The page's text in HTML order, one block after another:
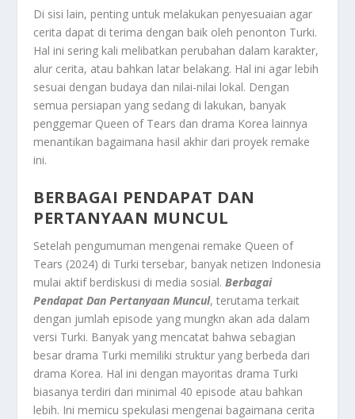
Di sisi lain, penting untuk melakukan penyesuaian agar
cerita dapat di terima dengan baik oleh penonton Turki.
Hal ini sering kali melibatkan perubahan dalam karakter,
alur cerita, atau bahkan latar belakang. Hal ini agar lebih
sesuai dengan budaya dan nilai-nilai lokal. Dengan
semua persiapan yang sedang di lakukan, banyak
penggemar Queen of Tears dan drama Korea lainnya
menantikan bagaimana hasil akhir dari proyek remake
ini.
BERBAGAI PENDAPAT DAN
PERTANYAAN MUNCUL
Setelah pengumuman mengenai remake Queen of
Tears (2024) di Turki tersebar, banyak netizen Indonesia
mulai aktif berdiskusi di media sosial.Berbagai
Pendapat Dan Pertanyaan Muncul, terutama terkait
dengan jumlah episode yang mungkn akan ada dalam
versi Turki. Banyak yang mencatat bahwa sebagian
besar drama Turki memiliki struktur yang berbeda dari
drama Korea. Hal ini dengan mayoritas drama Turki
biasanya terdiri dari minimal 40 episode atau bahkan
lebih. Ini memicu spekulasi mengenai bagaimana cerita